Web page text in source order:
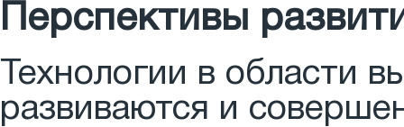
Перспективы
Технологии в области
развиваются и